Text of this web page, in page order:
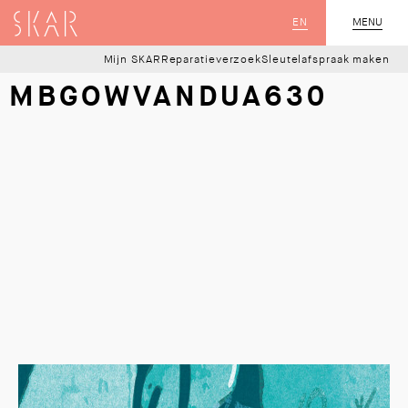
MENU
SLUIT
EN
SKAR
Mijn SKAR ReparatieverzoekSleutelafspraak maken
MBGOWVANDUA630